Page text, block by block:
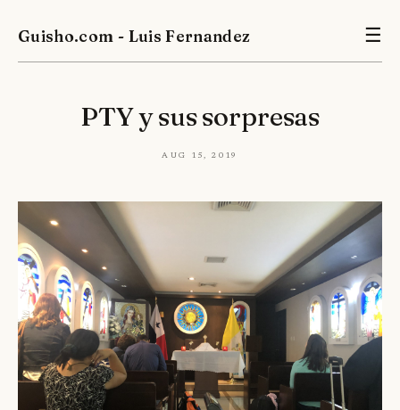
Guisho.com - Luis Fernandez ☰
PTY y sus sorpresas
Aug 15, 2019